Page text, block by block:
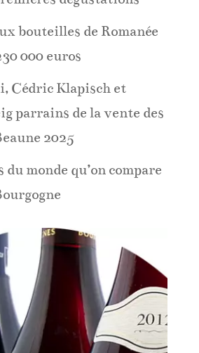
bouteilles de Romanée
000 euros
Cédric Klapisch et
parrains de la vente des
2025
du monde qu’on compare